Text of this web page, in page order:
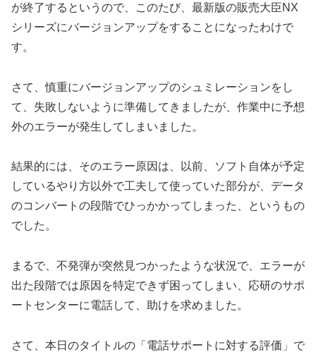
が終了するというので、このたび、最新版の販売大臣NX
シリーズにバージョンアップをすることになったわけで
す。
さて、慎重にバージョンアップのシュミレーションをし
て、失敗しないように準備してきましたが、作業中に予想
外のエラーが発生してしまいました。
結果的には、そのエラー原因は、以前、ソフト自体が予定
しているやり方以外で工夫して使っていた部分が、データ
のコンバートの段階でひっかかってしまった、というもの
でした。
まるで、不発弾が突然見つかったような状況で、エラーが
出た段階では原因を特定できず困ってしまい、応研のサポ
ートセンターに電話して、助けを求めました。
さて、本日のタイトルの「電話サポートに対する評価」で